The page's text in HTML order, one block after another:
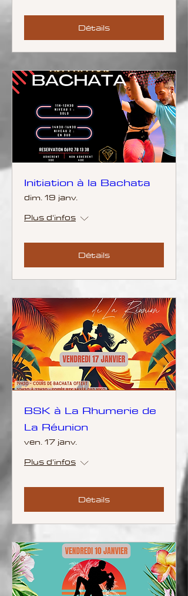
Détails
Initiation à la Bachata
dim. 19 janv.
Plus d'infos
Détails
BSK à La Rhumerie de
La Réunion
ven. 17 janv.
Plus d'infos
Détails